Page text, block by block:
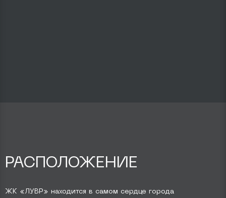
РАСПОЛОЖЕНИЕ
ЖК «ЛУВР» находится в самом сердце города